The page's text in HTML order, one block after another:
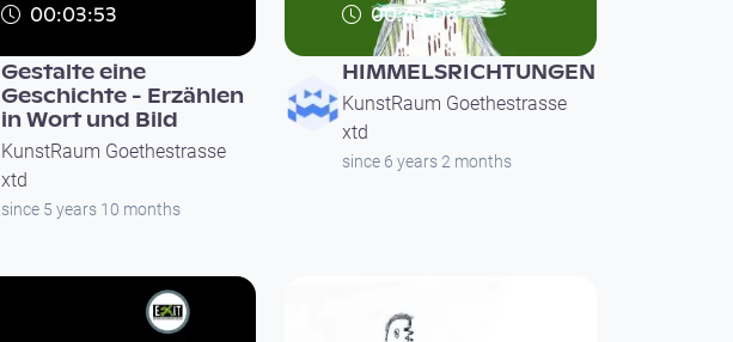
00:03:53
Gestalte eine
Geschichte - Erzählen
in Wort und Bild
KunstRaum Goethestrasse
xtd
since 5 years 10 months
00:43:08
HIMMELSRICHTUNGEN
KunstRaum Goethestrasse
xtd
since 6 years 2 months